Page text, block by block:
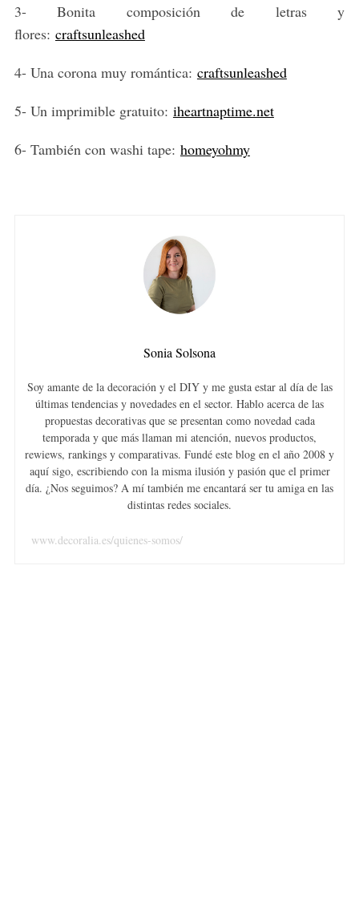
3- Bonita composición de letras y
flores: craftsunleashed
4- Una corona muy romántica: craftsunleashed
5- Un imprimible gratuito: iheartnaptime.net
6- También con washi tape: homeyohmy
Sonia Solsona
Soy amante de la decoración y el DIY y me gusta estar al día de las
últimas tendencias y novedades en el sector. Hablo acerca de las
propuestas decorativas que se presentan como novedad cada
temporada y que más llaman mi atención, nuevos productos,
rewiews, rankings y comparativas. Fundé este blog en el año 2008 y
aquí sigo, escribiendo con la misma ilusión y pasión que el primer
día. ¿Nos seguimos? A mí también me encantará ser tu amiga en las
distintas redes sociales.
www.decoralia.es/quienes-somos/